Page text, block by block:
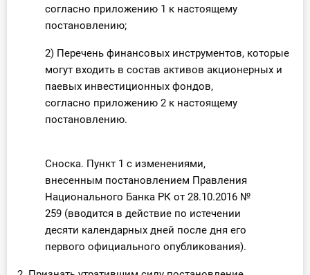
Тарифы
Тестирование для
согласно приложению 1 к настоящему
постановлению;
2) Перечень финансовых инструментов, которые
могут входить в состав активов акционерных и
паевых инвестиционных фондов,
согласно приложению 2 к настоящему
постановлению.
Сноска. Пункт 1 с изменениями,
внесенным постановлением Правления
Национального Банка РК от 28.10.2016 №
259 (вводится в действие по истечении
десяти календарных дней после дня его
первого официального опубликования).